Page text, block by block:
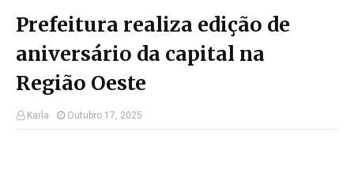
Prefeitura realiza edição de
aniversário da capital na
Região Oeste
Karla Outubro 17, 2025